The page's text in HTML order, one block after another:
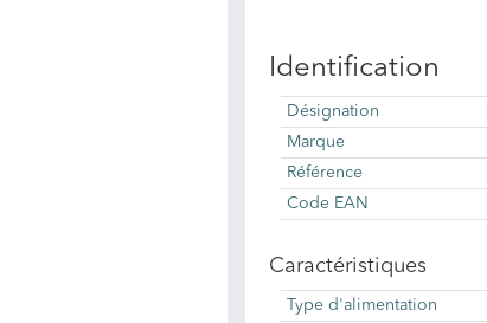
Identification
Désignation
Marque
Référence
Code EAN
Caractéristiques
Type d'alimentation